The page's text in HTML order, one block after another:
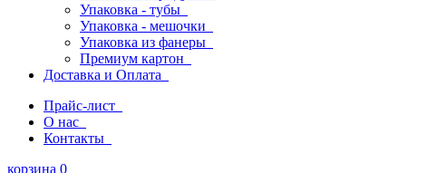
Упаковка - тубы
Упаковка - мешочки
Упаковка из фанеры
Премиум картон
Доставка и Оплата
Прайс-лист
О нас
Контакты
корзина 0